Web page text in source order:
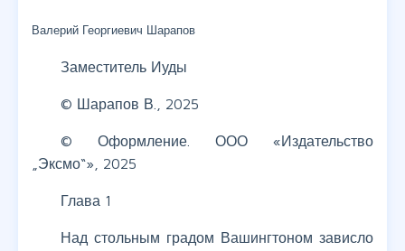
Валерий Георгиевич Шарапов
Заместитель Иуды
© Шарапов В., 2025
© Оформление. ООО «Издательство
„Эксмо“», 2025
Глава 1
Над стольным градом Вашингтоном зависло